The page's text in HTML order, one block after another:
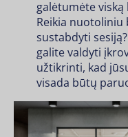
galėtumėte
Reikia
sustabdyti
galite valdyti
užtikrinti, kad
visada būtų